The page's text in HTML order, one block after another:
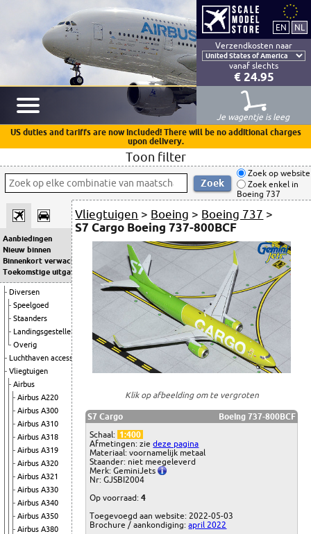
Verzendkosten naar
vanaf slechts
€ 24.95
Je wagentje is leeg
US duties and tariffs are now included! There will be no additional charges
upon delivery.
Toon filter
Zoek op website
Zoek enkel in
Boeing 737
Aanbiedingen
Nieuw binnen
Binnenkort verwacht
Toekomstige uitgaven
Diversen
Speelgoed
Staanders
Landingsgestellen
Overig
Luchthaven accessoires
Vliegtuigen
Airbus
Airbus A220
Airbus A300
Airbus A310
Airbus A318
Airbus A319
Airbus A320
Airbus A321
Airbus A330
Airbus A340
Airbus A350
Airbus A380
Vliegtuigen > Boeing > Boeing 737 >
S7 Cargo Boeing 737-800BCF
Klik op afbeelding om te vergroten
S7 Cargo
Boeing 737-800BCF
Schaal: 1:400
Afmetingen: ziedeze pagina
Materiaal: voornamelijk metaal
Staander: niet meegeleverd
Merk: GeminiJets
Nr: GJSBI2004
Op voorraad:4
Toegevoegd aan website: 2022-05-03
Brochure / aankondiging:april 2022